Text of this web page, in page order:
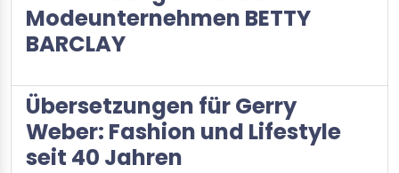
Modeunternehmen BETTY
BARCLAY
Übersetzungen für Gerry
Weber: Fashion und Lifestyle
seit 40 Jahren